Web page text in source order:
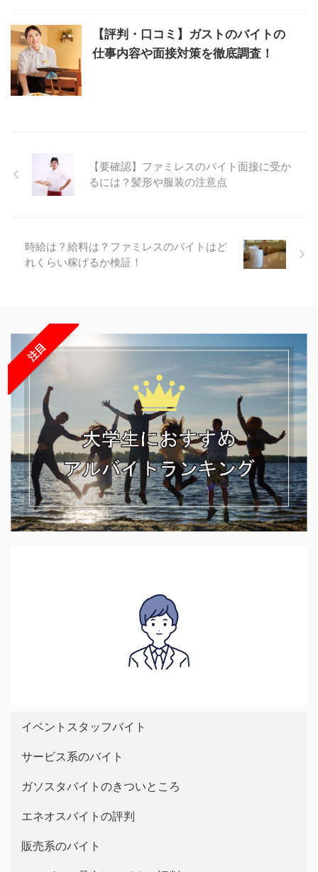
【評判・口コミ】ガストのバイトの
仕事内容や面接対策を徹底調査！
【要確認】ファミレスのバイト面接に受か
るには？髪形や服装の注意点
時給は？給料は？ファミレスのバイトはど
れくらい稼げるか検証！
注目
イベントスタッフバイト
サービス系のバイト
ガソスタバイトのきついところ
エネオスバイトの評判
販売系のバイト